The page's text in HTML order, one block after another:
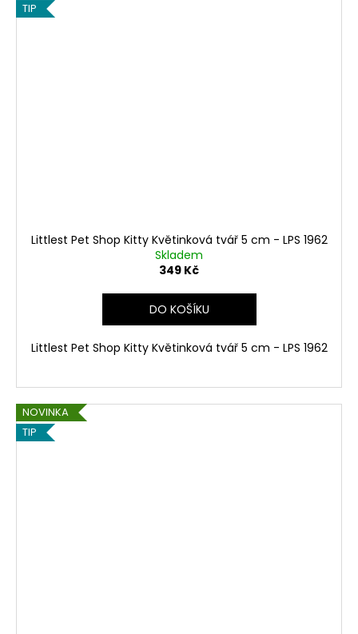
TIP
Littlest Pet Shop Kitty Květinková tvář 5 cm - LPS 1962
Skladem
349 Kč
DO KOŠÍKU
Littlest Pet Shop Kitty Květinková tvář 5 cm - LPS 1962
NOVINKA
TIP